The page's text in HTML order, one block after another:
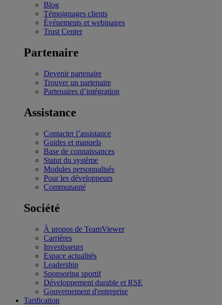
Blog
Témoignages clients
Événements et webinaires
Trust Center
Partenaire
Devenir partenaire
Trouver un partenaire
Partenaires d’intégration
Assistance
Contacter l’assistance
Guides et manuels
Base de connaissances
Statut du système
Modules personnalisés
Pour les développeurs
Communauté
Société
À propos de TeamViewer
Carrières
Investisseurs
Espace actualités
Leadership
Sponsoring sportif
Développement durable et RSE
Gouvernement d'entreprise
Tarification